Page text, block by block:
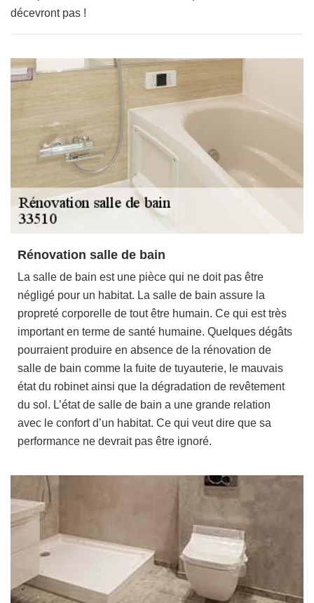
décevront pas !
Rénovation salle de bain
La salle de bain est une pièce qui ne doit pas être
négligé pour un habitat. La salle de bain assure la
propreté corporelle de tout être humain. Ce qui est très
important en terme de santé humaine. Quelques dégâts
pourraient produire en absence de la rénovation de
salle de bain comme la fuite de tuyauterie, le mauvais
état du robinet ainsi que la dégradation de revêtement
du sol. L’état de salle de bain a une grande relation
avec le confort d’un habitat. Ce qui veut dire que sa
performance ne devrait pas être ignoré.